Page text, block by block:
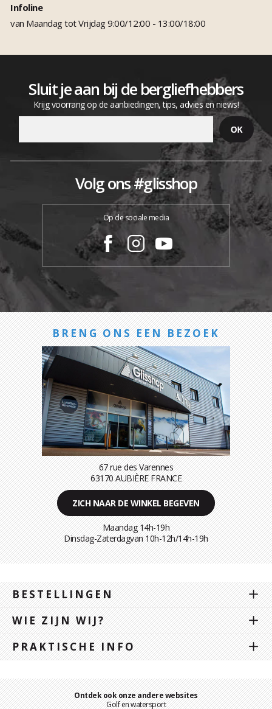
Infoline
van Maandag tot Vrijdag 9:00/12:00 - 13:00/18:00
Sluit je aan bij de bergliefhebbers
Krijg voorrang op de aanbiedingen, tips, advies en niews!
Volg ons #glisshop
Op de sociale media
BRENG ONS EEN BEZOEK
67 rue des Varennes
63170 AUBIÈRE FRANCE
ZICH NAAR DE WINKEL BEGEVEN
Maandag 14h-19h
Dinsdag-Zaterdagvan 10h-12h/14h-19h
BESTELLINGEN
WIE ZIJN WIJ?
PRAKTISCHE INFO
Ontdek ook onze andere websites
Golf en watersport